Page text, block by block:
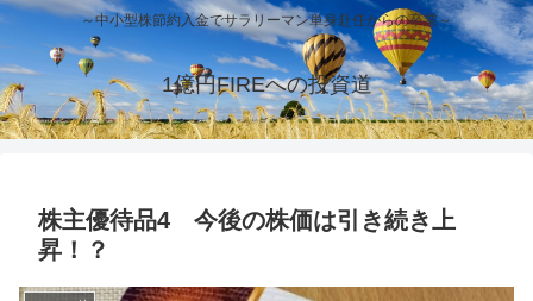
～中小型株節約入金でサラリーマン単身赴任からの卒業～
1億円FIREへの投資道
株主優待品4 今後の株価は引き続き上
昇！？